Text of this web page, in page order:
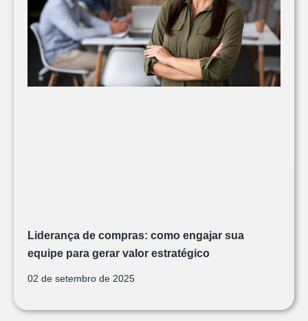
Liderança de compras: como engajar sua
equipe para gerar valor estratégico
02 de setembro de 2025